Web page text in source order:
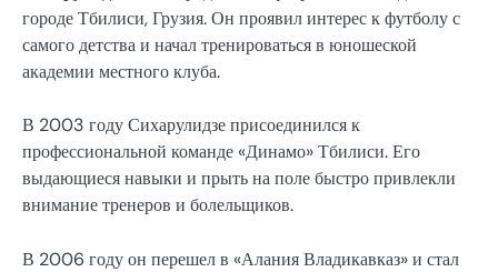
городе Тбилиси, Грузия. Он проявил интерес к футболу с
самого детства и начал тренироваться в юношеской
академии местного клуба.
В 2003 году Сихарулидзе присоединился к
профессиональной команде «Динамо» Тбилиси. Его
выдающиеся навыки и прыть на поле быстро привлекли
внимание тренеров и болельщиков.
В 2006 году он перешел в «Алания Владикавказ» и стал